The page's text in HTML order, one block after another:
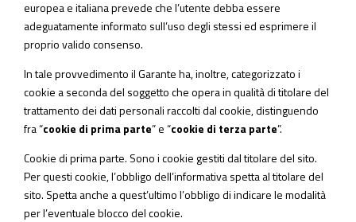
europea e italiana prevede che l’utente debba essere
adeguatamente informato sull’uso degli stessi ed esprimere il
proprio valido consenso.
In tale provvedimento il Garante ha, inoltre, categorizzato i
cookie a seconda del soggetto che opera in qualità di titolare del
trattamento dei dati personali raccolti dal cookie, distinguendo
fra “cookie di prima parte” e “cookie di terza parte”.
Cookie di prima parte. Sono i cookie gestiti dal titolare del sito.
Per questi cookie, l’obbligo dell’informativa spetta al titolare del
sito. Spetta anche a quest’ultimo l’obbligo di indicare le modalità
per l’eventuale blocco del cookie.